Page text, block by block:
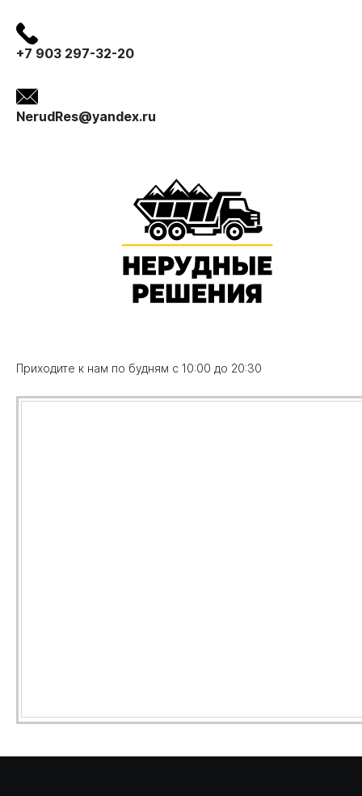
+7 903 297-32-20
NerudRes@yandex.ru
Приходите к нам по будням с 10:00 до 20:30